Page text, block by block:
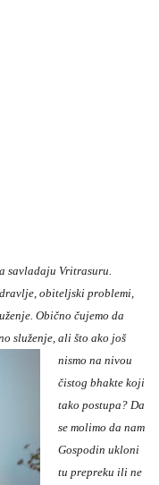
savladaju Vritrasuru.
obiteljski problemi,
Obično čujemo da
služenje, ali što ako još
nismo na nivou
čistog bhakte koji
tako postupa? Da
se molimo da nam
Gospodin ukloni
tu prepreku ili ne